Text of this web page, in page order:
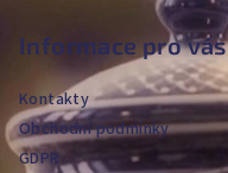
t
í
Informace pro vás
Kontakty
Obchodní podmínky
GDPR